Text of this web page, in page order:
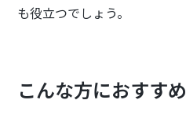
も役立つでしょう。
こんな方におすすめ